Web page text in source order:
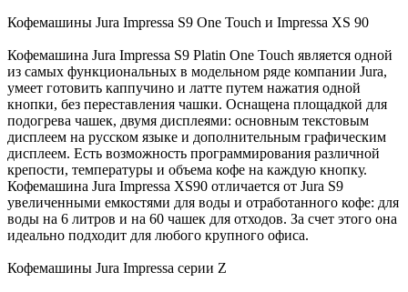
Кофемашины Jura Impressa S9 One Touch и Impressa XS 90
Кофемашина Jura Impressa S9 Platin One Touch является одной
из самых функциональных в модельном ряде компании Jura,
умеет готовить каппучино и латте путем нажатия одной
кнопки, без переставления чашки. Оснащена площадкой для
подогрева чашек, двумя дисплеями: основным текстовым
дисплеем на русском языке и дополнительным графическим
дисплеем. Есть возможность программирования различной
крепости, температуры и объема кофе на каждую кнопку.
Кофемашина Jura Impressa XS90 отличается от Jura S9
увеличенными емкостями для воды и отработанного кофе: для
воды на 6 литров и на 60 чашек для отходов. За счет этого она
идеально подходит для любого крупного офиса.
Кофемашины Jura Impressa серии Z